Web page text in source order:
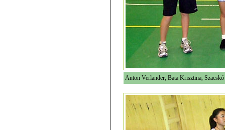
Anton Verlander, Bata Krisztina,